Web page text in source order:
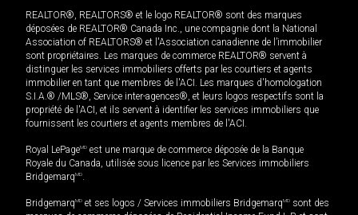
REALTOR®, REALTORS® et le logo REALTOR® sont des marques
déposées de REALTOR® Canada Inc., une compagnie dont la National
Association of REALTORS® et l'Association canadienne de l’immobilier
sont propriétaires. Les marques de commerce REALTOR® servent à
distinguer les services immobiliers offerts par les courtiers et agents
immobilier en tant que membres de l'ACI. Les marques d'homologation
S.I.A.® /MLS®, Service inter-agences®, et leurs logos respectifs sont la
propriété de l'ACI, et ils servent à identifier les services immobiliers que
fournissent les courtiers et agents membres de l'ACI.
Royal LePageMD est une marque de commerce déposée de la Banque
Royale du Canada, utilisée sous licence par les Services immobiliers
BridgemarqMD.
BridgemarqMD et ses logos / Services immobiliers BridgemarqMD sont des